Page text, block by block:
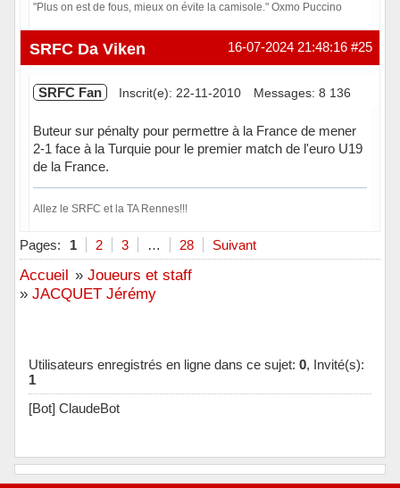
"Plus on est de fous, mieux on évite la camisole." Oxmo Puccino
En ligne #25
16-07-2024 21:48:16
SRFC Da Viken
SRFC Fan Inscrit(e): 22-11-2010 Messages: 8 136
Buteur sur pénalty pour permettre à la France de mener
2-1 face à la Turquie pour le premier match de l'euro U19
de la France.
Allez le SRFC et la TA Rennes!!!
Hors ligne
Pages: 1 2 3 … 28 Suivant
Accueil » Joueurs et staff
» JACQUET Jérémy
Utilisateurs enregistrés en ligne dans ce sujet: 0, Invité(s):
1
[Bot] ClaudeBot